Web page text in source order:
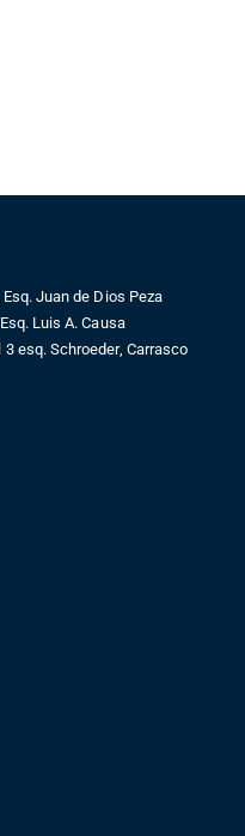
Juan de Dios Peza
Luis A. Causa
esq. Schroeder, Carrasco